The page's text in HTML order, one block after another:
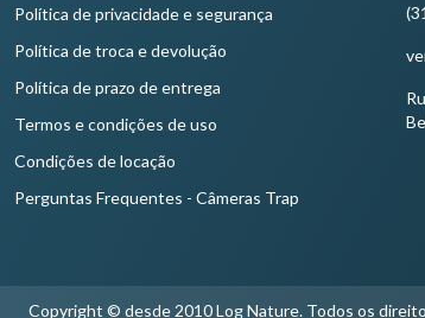
Política de privacidade e segurança
Política de troca e devolução
Política de prazo de entrega
Termos e condições de uso
Condições de locação
Perguntas Frequentes - Câmeras Trap
Copyright © desde 2010 Log Nature. Todos os